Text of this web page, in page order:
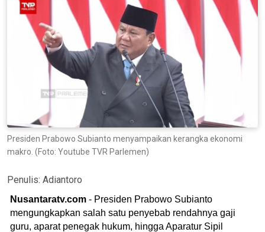
Presiden Prabowo Subianto menyampaikan kerangka ekonomi
makro. (Foto: Youtube TVR Parlemen)
Penulis: Adiantoro
Nusantaratv.com - Presiden Prabowo Subianto
mengungkapkan salah satu penyebab rendahnya gaji
guru, aparat penegak hukum, hingga Aparatur Sipil